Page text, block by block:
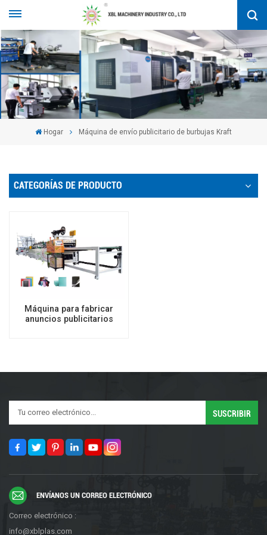
Hogar Máquina de envío publicitario de burbujas Kraft
CATEGORÍAS DE PRODUCTO
Máquina para fabricar
anuncios publicitarios
ENVÍANOS UN CORREO ELECTRÓNICO
Correo electrónico :
info@xblplas.com